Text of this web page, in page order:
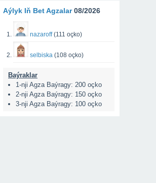
Aýlyk Iň Bet Agzalar 08/2026
nazaroff (111 oçko)
selbiska (108 oçko)
Baýraklar
1-nji Agza Baýragy: 200 oçko
2-nji Agza Baýragy: 150 oçko
3-nji Agza Baýragy: 100 oçko